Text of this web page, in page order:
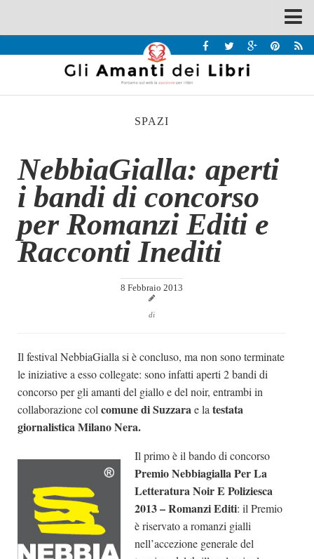
Recensioni
Interviste & Incontri
Chi siamo
Contatti
Eventi
Home
Rassegna Stampa
Archivio
Autori
Generi
Giallo Stresa
Premio Chiara
Tabù Festival 2014
SPAZI
NebbiaGialla: aperti
i bandi di concorso
per Romanzi Editi e
Racconti Inediti
8 Febbraio 2013
di
Il festival NebbiaGialla si è concluso, ma non sono terminate
le iniziative a esso collegate: sono infatti aperti 2 bandi di
concorso per gli amanti del giallo e del noir, entrambi in
collaborazione col comune di Suzzarae la testata
giornalistica Milano Nera.
Il primo è il bando di concorso
Premio Nebbiagialla Per La
Letteratura Noir E Poliziesca
2013 – Romanzi Editi: il Premio
è riservato a romanzi gialli
nell’accezione generale del